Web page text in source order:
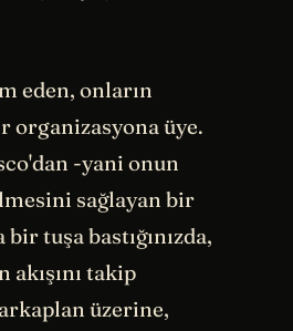
eden, onların
organizasyona üye.
-yani onun
sağlayan bir
tuşa bastığınızda,
takip
üzerine,